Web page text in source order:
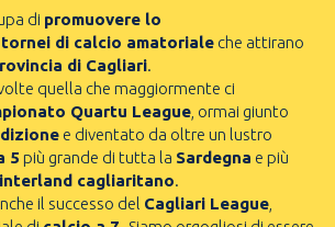
di promuovere lo
tornei di calcio amatorialeche attirano
di Cagliari.
quella che maggiormente ci
Quartu League, ormai giunto
e diventato da oltre un lustro
5 più grande di tutta la Sardegna e più
cagliaritano.
il successo del Cagliari League,